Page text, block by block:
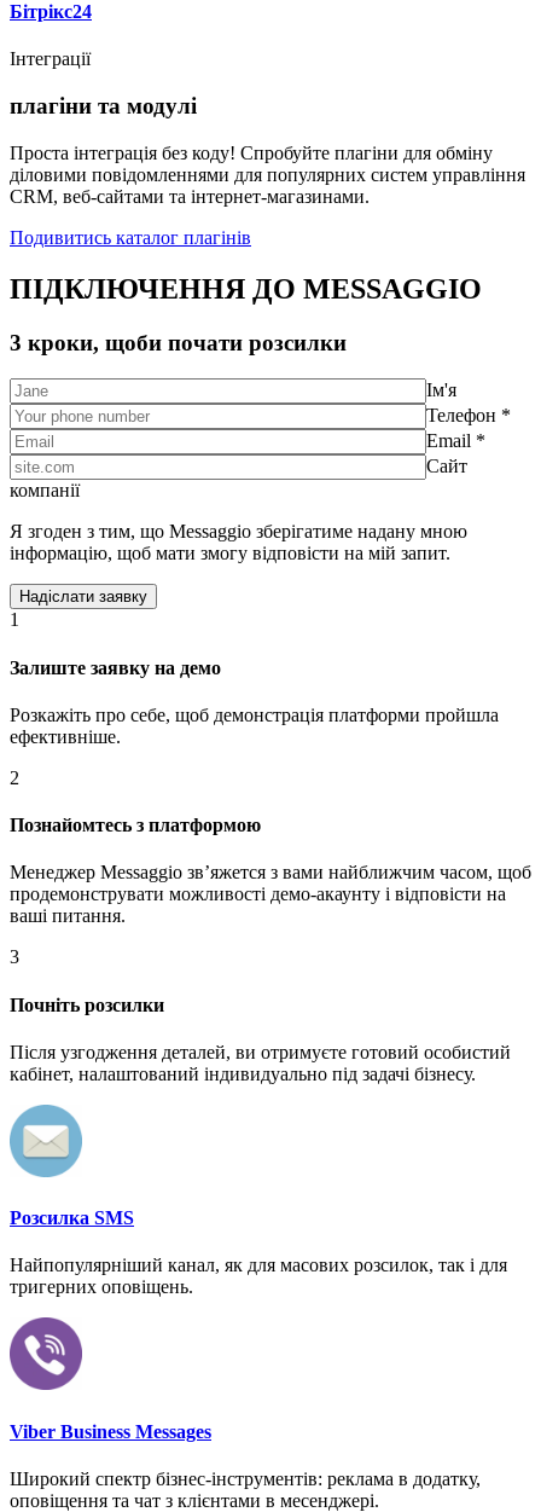
Бітрікс24
Інтеграції
плагіни та модулі
Проста інтеграція без коду! Спробуйте плагіни для обміну
діловими повідомленнями для популярних систем управління
CRM, веб-сайтами та інтернет-магазинами.
Подивитись каталог плагінів
ПІДКЛЮЧЕННЯ ДО MESSAGGIO
3 кроки, щоби почати розсилки
Ім'я
Телефон *
Email *
Сайт
компанії
Я згоден з тим, що Messaggio зберігатиме надану мною
інформацію, щоб мати змогу відповісти на мій запит.
1
Залиште заявку на демо
Розкажіть про себе, щоб демонстрація платформи пройшла
ефективніше.
2
Познайомтесь з платформою
Менеджер Messaggio звʼяжется з вами найближчим часом, щоб
продемонструвати можливості демо-акаунту і відповісти на
ваші питання.
3
Почніть розсилки
Після узгодження деталей, ви отримуєте готовий особистий
кабінет, налаштований індивидуально під задачі бізнесу.
Розсилка SMS
Найпопулярніший канал, як для масових розсилок, так і для
тригерних оповіщень.
Viber Business Messages
Широкий спектр бізнес-інструментів: реклама в додатку,
оповіщення та чат з клієнтами в месенджері.